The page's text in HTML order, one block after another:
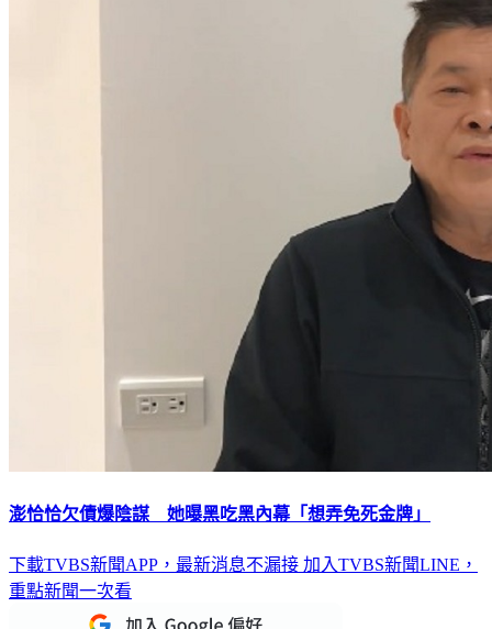
澎恰恰欠債爆陰謀 她曝黑吃黑內幕「想弄免死金牌」
下載TVBS新聞APP，最新消息不漏接 加入TVBS新聞LINE，
重點新聞一次看